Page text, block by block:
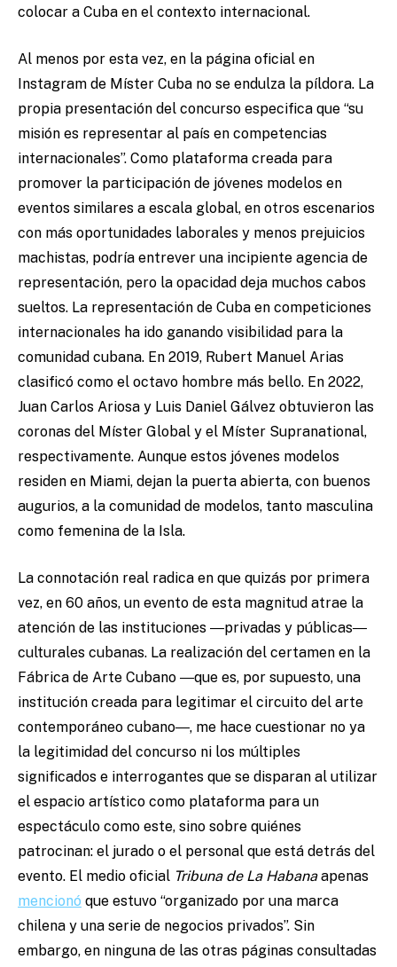
colocar a Cuba en el contexto internacional.
Al menos por esta vez, en la página oficial en
Instagram de Míster Cuba no se endulza la píldora. La
propia presentación del concurso especifica que “su
misión es representar al país en competencias
internacionales”. Como plataforma creada para
promover la participación de jóvenes modelos en
eventos similares a escala global, en otros escenarios
con más oportunidades laborales y menos prejuicios
machistas, podría entrever una incipiente agencia de
representación, pero la opacidad deja muchos cabos
sueltos. La representación de Cuba en competiciones
internacionales ha ido ganando visibilidad para la
comunidad cubana. En 2019, Rubert Manuel Arias
clasificó como el octavo hombre más bello. En 2022,
Juan Carlos Ariosa y Luis Daniel Gálvez obtuvieron las
coronas del Míster Global y el Míster Supranational,
respectivamente. Aunque estos jóvenes modelos
residen en Miami, dejan la puerta abierta, con buenos
augurios, a la comunidad de modelos, tanto masculina
como femenina de la Isla.
La connotación real radica en que quizás por primera
vez, en 60 años, un evento de esta magnitud atrae la
atención de las instituciones ―privadas y públicas―
culturales cubanas. La realización del certamen en la
Fábrica de Arte Cubano ―que es, por supuesto, una
institución creada para legitimar el circuito del arte
contemporáneo cubano―, me hace cuestionar no ya
la legitimidad del concurso ni los múltiples
significados e interrogantes que se disparan al utilizar
el espacio artístico como plataforma para un
espectáculo como este, sino sobre quiénes
patrocinan: el jurado o el personal que está detrás del
evento. El medio oficial Tribuna de La Habanaapenas
mencionó que estuvo “organizado por una marca
chilena y una serie de negocios privados”. Sin
embargo, en ninguna de las otras páginas consultadas